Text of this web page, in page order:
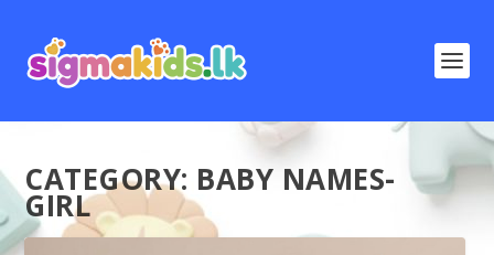
CATEGORY: BABY NAMES-
GIRL